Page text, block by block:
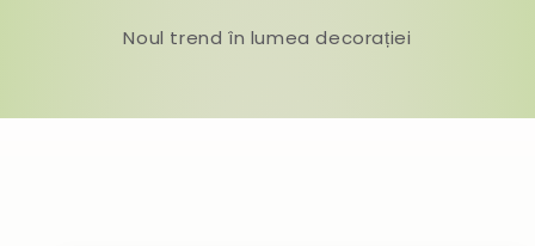
Noul trend în lumea decorației